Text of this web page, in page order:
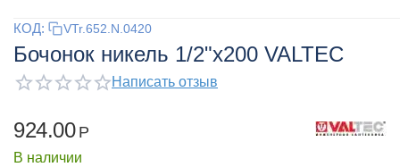
КОД: VTr.652.N.0420
Бочонок никель 1/2"x200 VALTEC
Написать отзыв
924.00 Р
В наличии